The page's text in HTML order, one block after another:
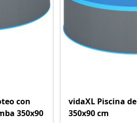
con
350x90
vidaXL Piscina
350x90 cm